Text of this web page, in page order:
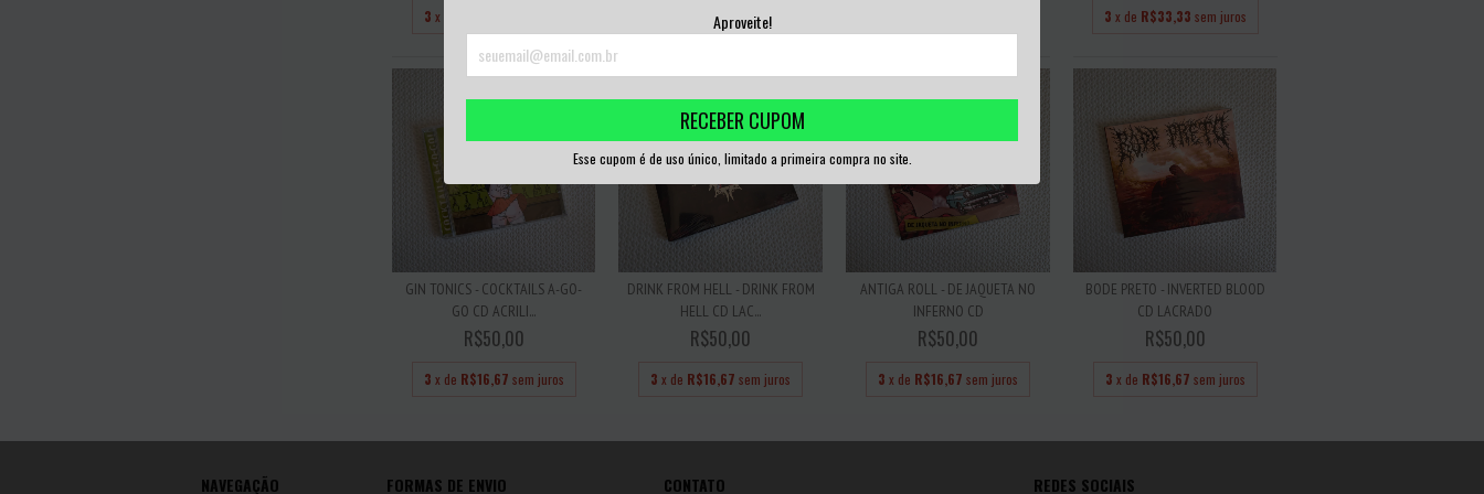
Aproveite!
RECEBER CUPOM
Esse cupom é de uso único, limitado a primeira compra no site.
3 x de R$16,67sem juros 3 x de R$33,33 sem juros
GIN TONICS - COCKTAILS A-GO-
GO CD ACRILI...
R$50,00
3 x de R$16,67 sem juros
DRINK FROM HELL - DRINK FROM
HELL CD LAC...
R$50,00
3 x de R$16,67 sem juros
ANTIGA ROLL - DE JAQUETA NO
INFERNO CD
R$50,00
3 x de R$16,67 sem juros
BODE PRETO - INVERTED BLOOD
CD LACRADO
R$50,00
3 x de R$16,67 sem juros
NAVEGAÇÃO FORMAS DE ENVIO CONTATO REDES SOCIAIS